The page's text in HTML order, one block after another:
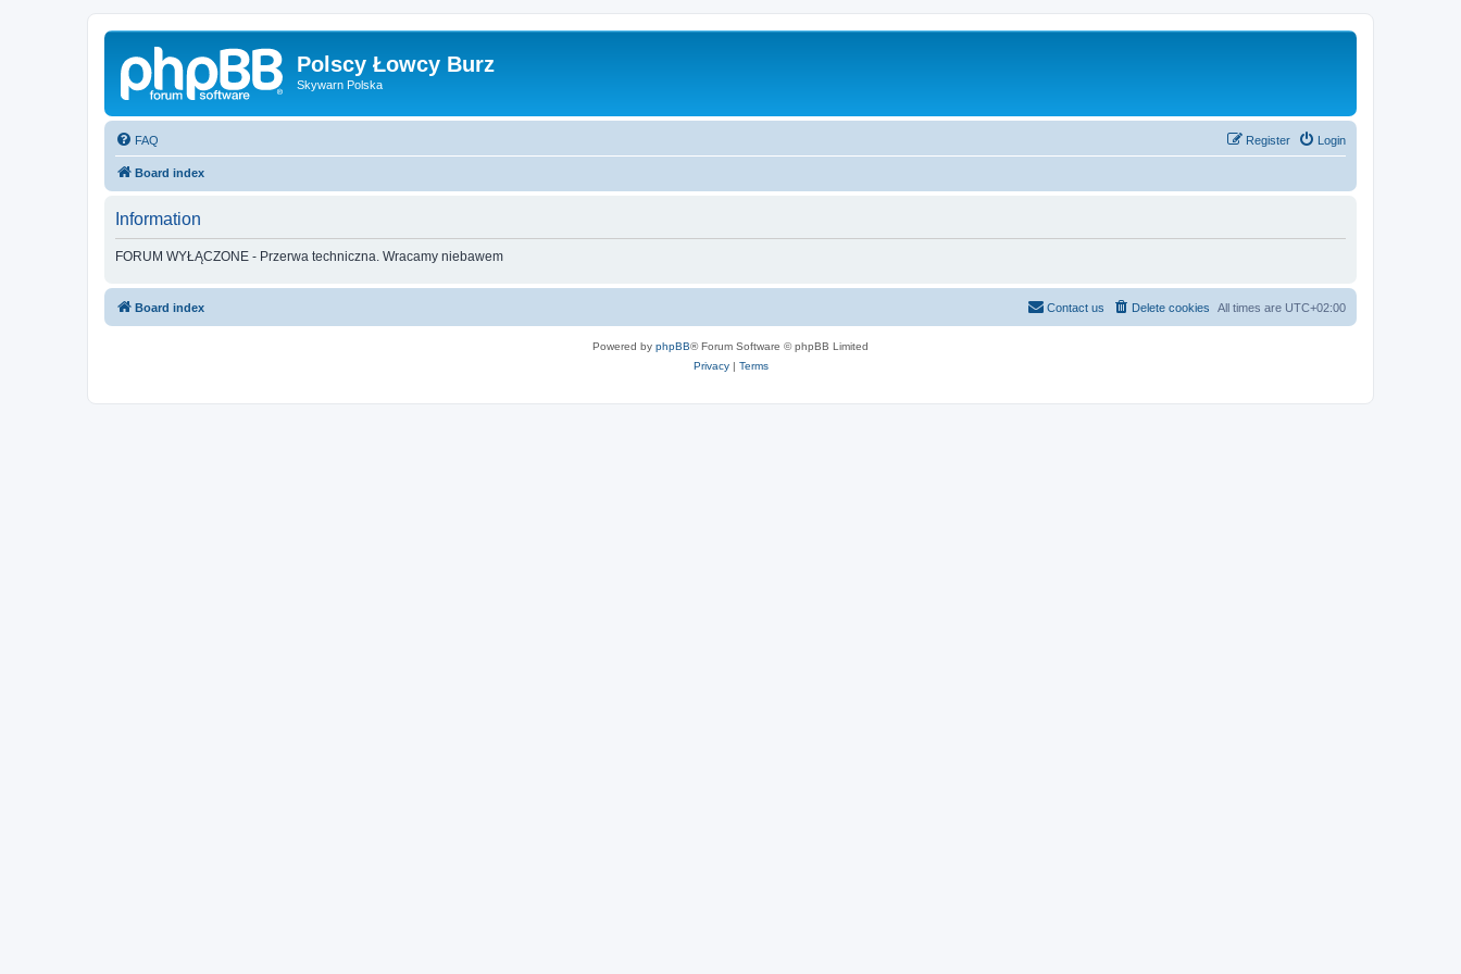
Polscy Łowcy Burz
Skywarn Polska
FAQ Login
Register
Board index
Information
FORUM WYŁĄCZONE - Przerwa techniczna. Wracamy niebawem
Board index All times are UTC+02:00
Delete cookies
Contact us
Powered by phpBB® Forum Software © phpBB Limited
Privacy| Terms